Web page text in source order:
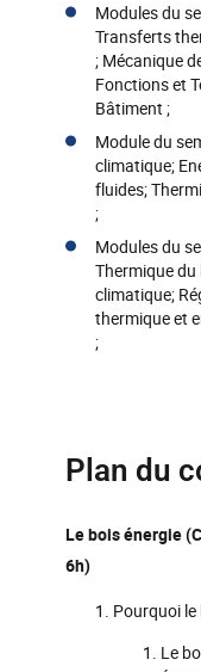
Modules du
Transferts
; Mécanique
Fonctions et
Bâtiment ;
Module du
climatique;
fluides;
;
Modules du
Thermique
climatique;
thermique et
;
Plan du
Le bois énergie
6h)
Pourquoi le
Le